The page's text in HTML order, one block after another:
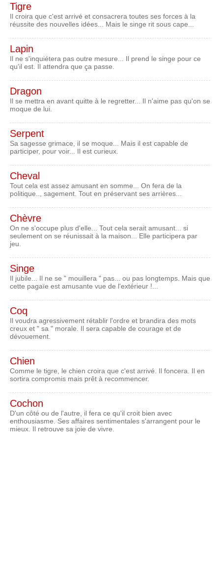
Tigre
Il croira que c'est arrivé et consacrera toutes ses forces à la
réussite des nouvelles idées... Mais le singe rit sous cape...
Lapin
Il ne s'inquiétera pas outre mesure... Il prend le singe pour ce
qu'il est. Il attendra que ça passe.
Dragon
Il se mettra en avant quitte à le regretter... Il n'aime pas qu'on se
moque de lui.
Serpent
Sa sagesse grimace, il se moque... Mais il est capable de
participer, pour voir... Il est curieux.
Cheval
Tout cela est assez amusant en somme... On fera de la
politique.., sagement. Tout en préservant ses arrières...
Chèvre
On ne s'occupe plus d'elle... Tout cela serait amusant... si
seulement on se réunissait à la maison... Elle participera par
jeu.
Singe
Il jubile... Il ne se " mouillera " pas... ou pas longtemps. Mais que
cette pagaïe est amusante vue de l'extérieur !...
Coq
Il voudra agressivement rétablir l'ordre et brandira des mots
creux et " sa " morale. Il sera capable de courage et de
dévouement.
Chien
Comme le tigre, le chien croira que c'est arrivé. Il foncera. Il en
sortira compromis mais prêt à recommencer.
Cochon
D'un côté ou de l'autre, il fera ce qu'il croit bien avec
enthousiasme. Ses affaires sentimentales s'arrangent pour le
mieux. Il retrouve sa joie de vivre.